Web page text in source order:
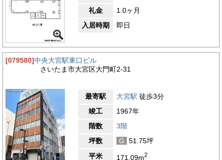
礼金
1.0ヶ月
入居時期
即日
[079580]中央大宮駅東口ビル
さいたま市大宮区大門町2-31
最寄駅 大宮駅 徒歩3分
竣工
1967年
階数
3階
坪数
G
51.75坪
平米
171.09m2